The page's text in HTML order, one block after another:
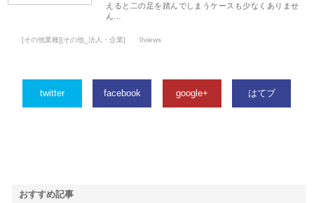
えると二の足を踏んでしまうケースも少なくありませ
ん…
[その他業種][その他_法人・企業] 0views
twitter facebook google+ はてブ
おすすめ記事